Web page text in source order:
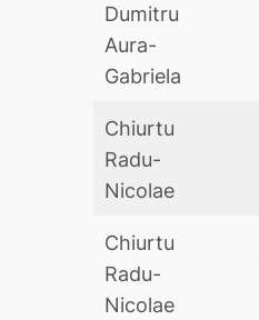
Dumitru
Aura-
Gabriela
Chiurtu
Radu-
Nicolae
Chiurtu
Radu-
Nicolae